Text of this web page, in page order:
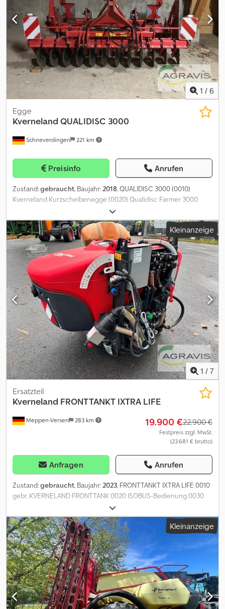
1 / 6
Schneverdingen 221 km
Egge
Kverneland QUALIDISC 3000
Preisinfo Anrufen
Zustand:gebraucht, Baujahr: 2018, QUALIDISC 3000 (0010)
Kverneland Kurzscheibenegge (0020) Qualidisc Farmer 3000
(0030) 3m Arbeitsbreite (0040) Beleuchtung (0050)
Rohrstabwalze (0060) Seitenbegrenzung (0070) hydr.
Tiefenverstellung Dcsdpfezqqinox Ah Dok (0080) ganz wenig
gelaufen !!!
Kleinanzeige
1 / 7
Meppen-Versen 283 km
Ersatzteil
Kverneland FRONTTANKT IXTRA LIFE
19.900 €22.900 €
Festpreis zzgl. MwSt.
(23.681 € brutto)
Anfragen Anrufen
Zustand:gebraucht, Baujahr:2023, FRONTTANKT IXTRA LIFE 0010
gebr. KVERNELAND FRONTTANK 0020 ISOBUS-Bedienung 0030
Hydraulischer Antrieb 0040 Beleuchtung 0050 Warntafeln 0060
Fronthubwerk 0070 Behälter Volumen 1300 liter Dcedpfx
Ahsxtrhdj Dsk
Kleinanzeige